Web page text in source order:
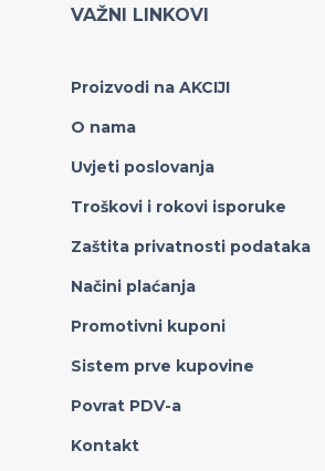
VAŽNI LINKOVI
Proizvodi na AKCIJI
O nama
Uvjeti poslovanja
Troškovi i rokovi isporuke
Zaštita privatnosti podataka
Načini plaćanja
Promotivni kuponi
Sistem prve kupovine
Povrat PDV-a
Kontakt